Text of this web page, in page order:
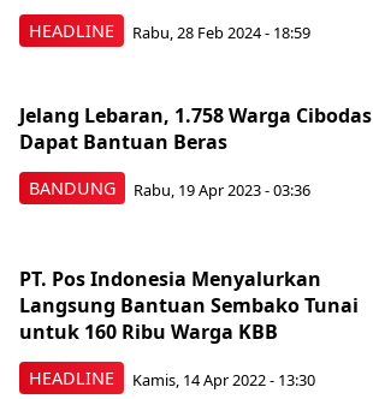
HEADLINE Rabu, 28 Feb 2024 - 18:59
BANDUNG
Jelang Lebaran, 1.758 Warga Cibodas
Dapat Bantuan Beras
Rabu, 19 Apr 2023 - 03:36
HEADLINE
PT. Pos Indonesia Menyalurkan
Langsung Bantuan Sembako Tunai
untuk 160 Ribu Warga KBB
Kamis, 14 Apr 2022 - 13:30